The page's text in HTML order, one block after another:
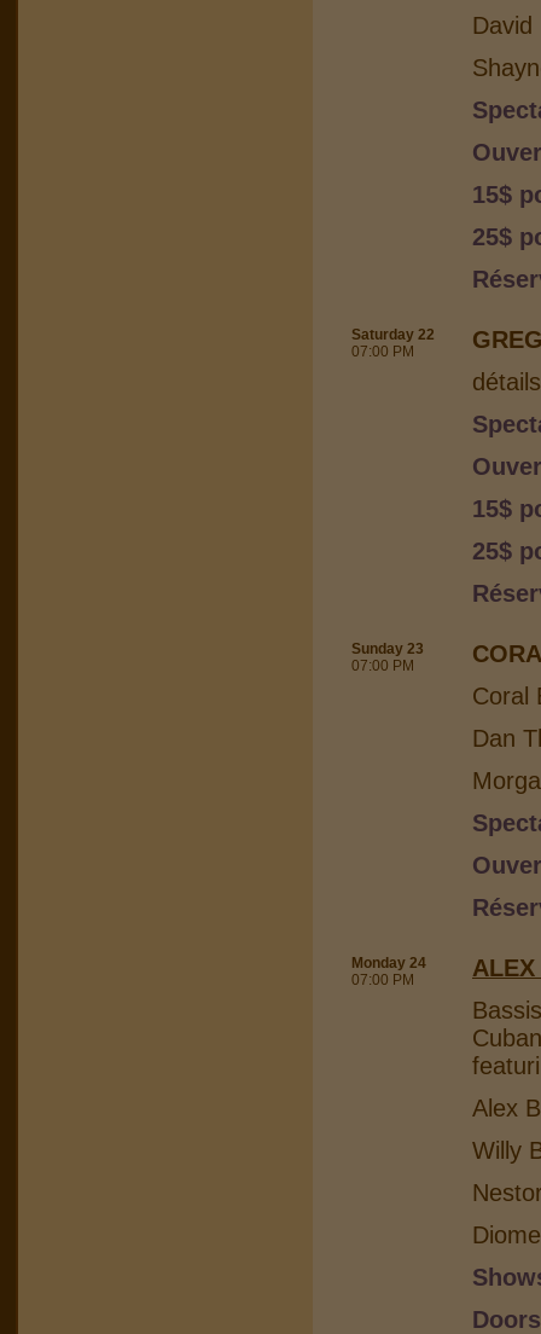
David
15$
25$
Saturday 22
07:00 PM
15$
25$
Sunday 23
07:00 PM
Coral
Dan
Monday 24
07:00 PM
Alex
Willy